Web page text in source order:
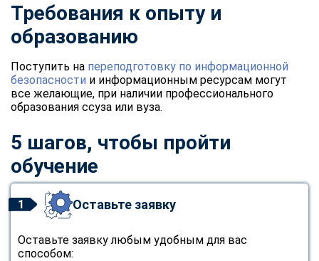
Требования к опыту и
образованию
Поступить на переподготовку по информационной
безопасности и информационным ресурсам могут
все желающие, при наличии профессионального
образования ссуза или вуза.
5 шагов, чтобы пройти
обучение
1 Оставьте заявку
Оставьте заявку любым удобным для вас
способом: